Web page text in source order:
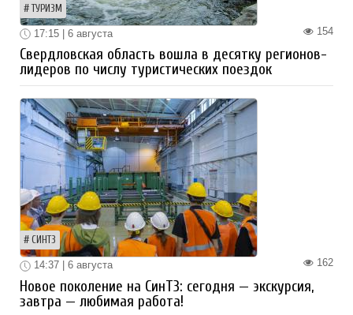
ТУРИЗМ
154
17:15 | 6 августа
Свердловская область вошла в десятку регионов-
лидеров по числу туристических поездок
СИНТЗ
162
14:37 | 6 августа
Новое поколение на СинТЗ: сегодня — экскурсия,
завтра — любимая работа!